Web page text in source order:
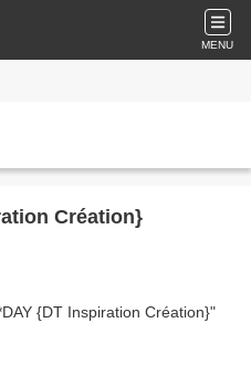
MENU
Création}